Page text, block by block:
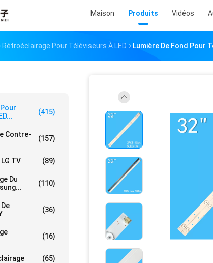
Maison Produits Vidéos
Rétroéclairage Pour Téléviseurs À LED Lumière De Fond Pour
(415)
Contre-
(157)
TV (89)
Du
(110)
(36)
(16)
(65)